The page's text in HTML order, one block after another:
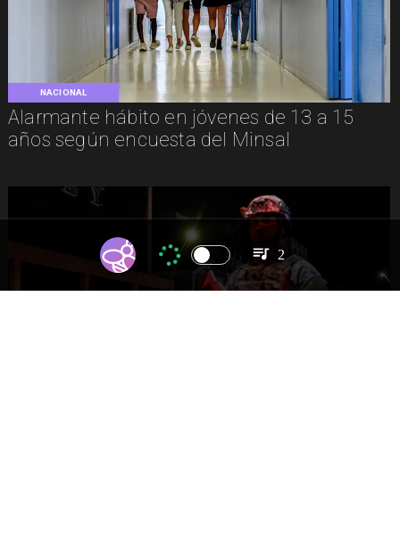
NACIONAL
Alarmante hábito en jóvenes de 13 a 15
años según encuesta del Minsal
2